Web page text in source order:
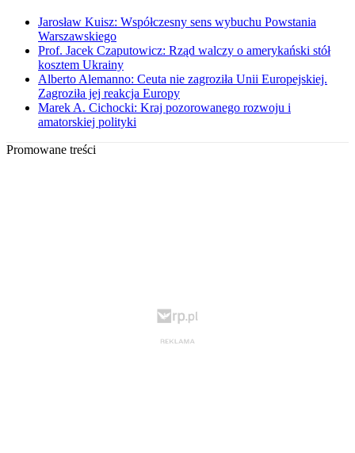
Jarosław Kuisz: Współczesny sens wybuchu Powstania
Warszawskiego
Prof. Jacek Czaputowicz: Rząd walczy o amerykański stół
kosztem Ukrainy
Alberto Alemanno: Ceuta nie zagroziła Unii Europejskiej.
Zagroziła jej reakcja Europy
Marek A. Cichocki: Kraj pozorowanego rozwoju i
amatorskiej polityki
Promowane treści